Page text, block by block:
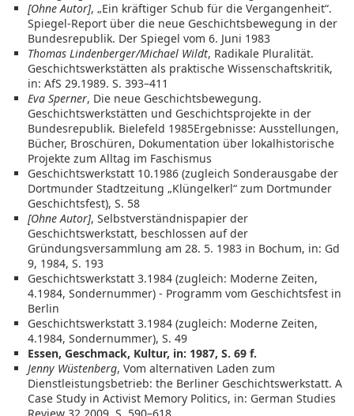
[Ohne Autor], „Ein kräftiger Schub für die Vergangenheit“.
Spiegel-Report über die neue Geschichtsbewegung in der
Bundesrepublik. Der Spiegel vom 6. Juni 1983
Thomas Lindenberger/Michael Wildt, Radikale Pluralität.
Geschichtswerkstätten als praktische Wissenschaftskritik,
in: AfS 29.1989. S. 393–411
Eva Sperner, Die neue Geschichtsbewegung.
Geschichtswerkstätten und Geschichtsprojekte in der
Bundesrepublik. Bielefeld 1985Ergebnisse: Ausstellungen,
Bücher, Broschüren, Dokumentation über lokalhistorische
Projekte zum Alltag im Faschismus
Geschichtswerkstatt 10.1986 (zugleich Sonderausgabe der
Dortmunder Stadtzeitung „Klüngelkerl“ zum Dortmunder
Geschichtsfest), S. 58
[Ohne Autor], Selbstverständnispapier der
Geschichtswerkstatt, beschlossen auf der
Gründungsversammlung am 28. 5. 1983 in Bochum, in: Gd
9, 1984, S. 193
Geschichtswerkstatt 3.1984 (zugleich: Moderne Zeiten,
4.1984, Sondernummer) - Programm vom Geschichtsfest in
Berlin
Geschichtswerkstatt 3.1984 (zugleich: Moderne Zeiten,
4.1984, Sondernummer), S. 49
Essen, Geschmack, Kultur, in: 1987, S. 69 f.
Jenny Wüstenberg, Vom alternativen Laden zum
Dienstleistungsbetrieb: the Berliner Geschichtswerkstatt. A
Case Study in Activist Memory Politics, in: German Studies